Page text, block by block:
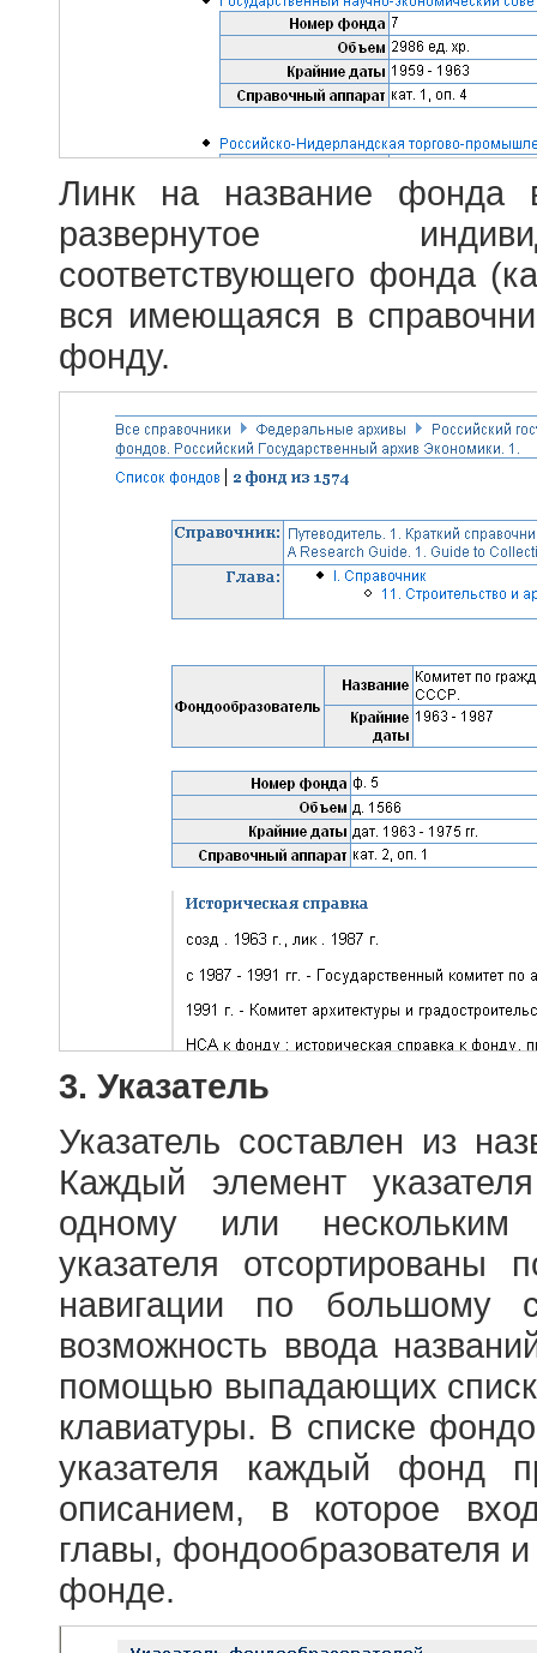
Линк на название фонда
развернутое
соответствующего фонда
вся имеющаяся в
фонду.
3. Указатель
Указатель составлен из
Каждый элемент
одному или
указателя отсортированы
навигации по большому
возможность ввода
помощью выпадающих
клавиатуры. В списке
указателя каждый фонд
описанием, в которое
главы, фондообразователя
фонде.